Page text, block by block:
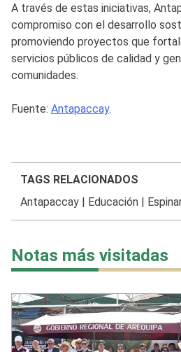
A través de estas iniciativas,
compromiso con el desarrollo
promoviendo proyectos que
servicios públicos de calidad y
comunidades.
Fuente: Antapaccay.
TAGS RELACIONADOS
Antapaccay| Educación|
Notas más visitadas